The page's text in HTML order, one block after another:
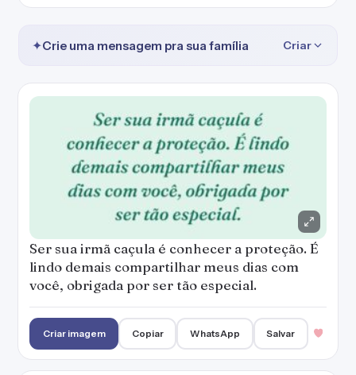
✦Crie uma mensagem pra sua família Criar
Ser sua irmã caçula é conhecer a proteção. É
lindo demais compartilhar meus dias com
você, obrigada por ser tão especial.
Criar imagem Copiar WhatsApp Salvar